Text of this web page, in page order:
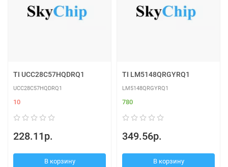
TI UCC28C57HQDRQ1
UCC28C57HQDRQ1
10
228.11р.
В корзину
TI LM5148QRGYRQ1
LM5148QRGYRQ1
780
349.56р.
В корзину